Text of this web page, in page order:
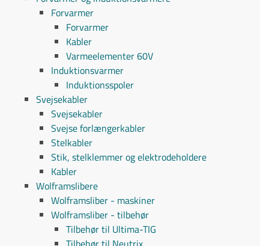
Forvarmer
Forvarmer
Kabler
Varmeelementer 60V
Induktionsvarmer
Induktionsspoler
Svejsekabler
Svejsekabler
Svejse forlængerkabler
Stelkabler
Stik, stelklemmer og elektrodeholdere
Kabler
Wolframslibere
Wolframsliber - maskiner
Wolframsliber - tilbehør
Tilbehør til Ultima-TIG